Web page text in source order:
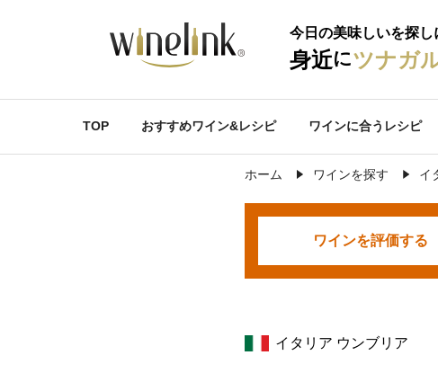
今日の美味しいを探し
身近にツナガ
TOP おすすめワイン&レシピ ワインに合うレシピ
ホーム ワインを探す イ
ワインを評価する
イタリア ウンブリア